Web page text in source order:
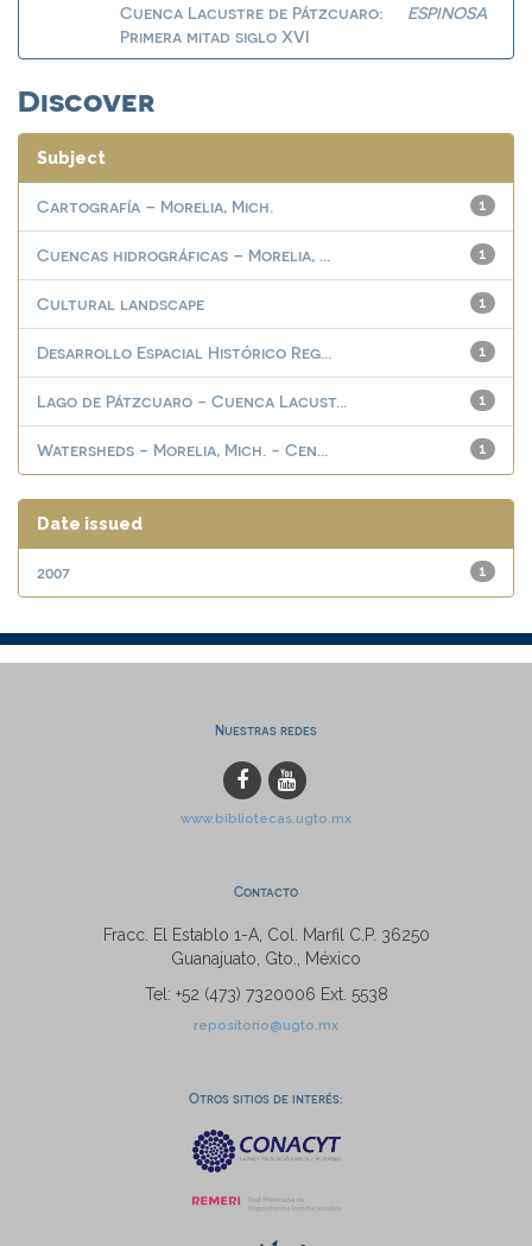
Cuenca Lacustre de Pátzcuaro:
Primera mitad siglo XVI
ESPINOSA
Discover
Subject
1
Cartografía – Morelia, Mich.
1
Cuencas hidrográficas – Morelia, ...
1
Cultural landscape
1
Desarrollo Espacial Histórico Reg...
1
Lago de Pátzcuaro - Cuenca Lacust...
1
Watersheds - Morelia, Mich. - Cen...
Date issued
1
2007
Nuestras redes
www.bibliotecas.ugto.mx
Contacto
Fracc. El Establo 1-A, Col. Marfil C.P. 36250
Guanajuato, Gto., México
Tel: +52 (473) 7320006 Ext. 5538
repositorio@ugto.mx
Otros sitios de interés: